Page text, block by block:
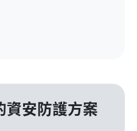
資安防護方案